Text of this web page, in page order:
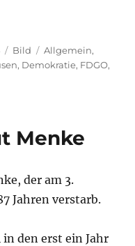
Format
Bild Kategorien
Allgemein,
, Demokratie, FDGO,
Menke
der am 3.
Jahren verstarb.
den erst ein Jahr